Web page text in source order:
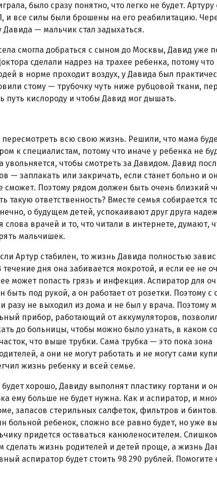
было сразу понятно, что легко не будет.
и все силы были брошены на его реабилитацию.
— мальчик стал задыхаться.
смогла добраться с сыном до Москвы, Давид уже
сделали надрез на трахее ребенка, потому что
в норме проходит воздух, у Давида был
стому — трубочку чуть ниже рубцовой ткани,
путь кислороду и чтобы Давид мог дышать.
всю свою жизнь. Решили, что мама
к специалистам, потому что иначе у ребенка не
увольняется, чтобы смотреть за Давидом. Давид
— заплакать или закричать, если станет больно и
сможет. Поэтому рядом должен быть очень близкий
такую ответственность? Вместе семья собирается
о будущем детей, успокаивают друг друга
врачей и то, что читали в интернете, думают,
мальчишек.
Артур стабилен, то жизнь Давида полностью
течение дня она забивается мокротой, и если ее не
может попасть грязь и инфекция. Аспиратор для
быть под рукой, а он работает от розетки. Поэтому с
разу не выходил из дома и не был у врача. Поэтому
прибор, работающий от аккумуляторов,
до больницы, чтобы можно было узнать, в каком
что выше трубки. Сама трубка — это пока зона
а они не могут работать и не могут сами
жизнь ребенку и всей семье.
будет хорошо, Давиду выполнят пластику гортани и
ему больше не будет нужна. Как и аспиратор, и
запасов стерильных салфеток, фильтров и
больной ребенок, сложно все равно будет, но уже
придется оставаться канюленосителем.
жизнь родителей и детей проще, а жизнь
аспиратор будет стоить 98 290 рублей. Помогите